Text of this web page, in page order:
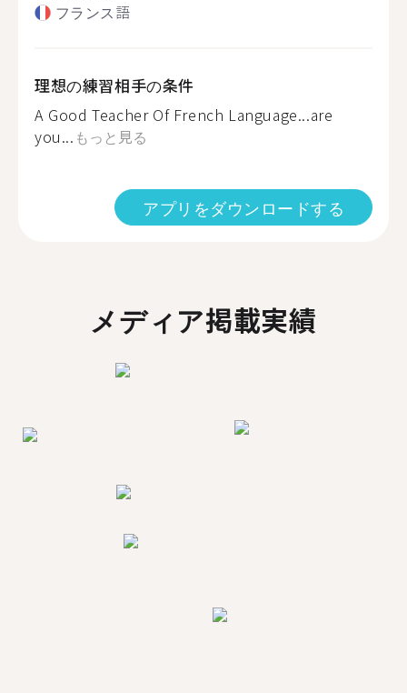
フランス語
理想の練習相手の条件
A Good Teacher Of French Language...are
you... もっと見る
アプリをダウンロードする
メディア掲載実績